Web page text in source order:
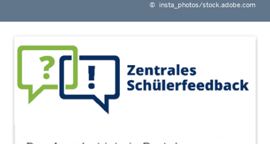
© insta_photos/stock.adobe.com